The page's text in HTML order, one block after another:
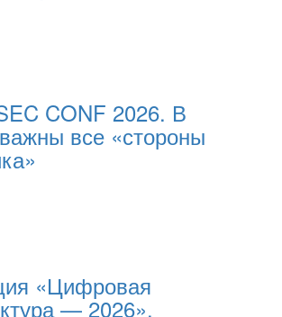
CONF 2026. В
все «стороны
«Цифровая
— 2026».